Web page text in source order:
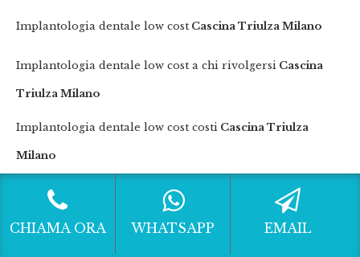
Implantologia dentale low cost Cascina Triulza Milano
Implantologia dentale low cost a chi rivolgersi Cascina
Triulza Milano
Implantologia dentale low cost costi Cascina Triulza
Milano
Implantologia dentale low cost costo Cascina Triulza
Implantologia dentale low cost informazioni
CHIAMA ORA WHATSAPP EMAIL